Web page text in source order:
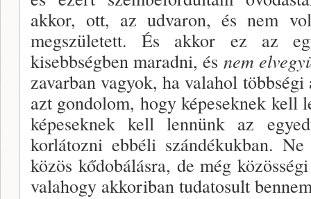
akkor, ott, az udvaron, és nem
megszületett. És akkor ez az
kisebbségben maradni, és nem
zavarban vagyok, ha valahol
azt gondolom, hogy képeseknek kell
képesek­nek kell lennünk az
korlátozni ebbéli szándé­kukban.
közös kődobálásra, de még
valahogy ak­koriban tudatosult